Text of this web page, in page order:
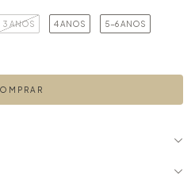
3 ANOS 4 ANOS 5-6 ANOS